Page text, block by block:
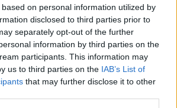
on personal information utilized by
disclosed to third parties prior to
separately opt-out of the further
information by third parties on the
participants. This information may
us to third parties on the IAB’s List of
that may further disclose it to other
L’Ajuntament de Tortosa amplia el
termini de les obres de l’aparcament
dels terrenys de Renfe per les altes
temperatures
7 d'agost de 2026
i culmina un projecte estratègic que